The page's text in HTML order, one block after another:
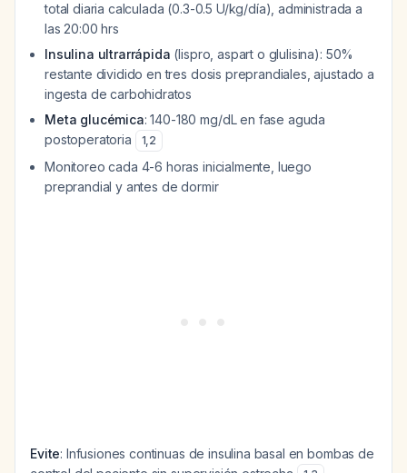
total diaria calculada (0.3-0.5 U/kg/día), administrada a
las 20:00 hrs
Insulina ultrarrápida (lispro, aspart o glulisina): 50%
restante dividido en tres dosis preprandiales, ajustado a
ingesta de carbohidratos
Meta glucémica: 140-180 mg/dL en fase aguda
postoperatoria
1,2
Monitoreo cada 4-6 horas inicialmente, luego
preprandial y antes de dormir
Evite: Infusiones continuas de insulina basal en bombas de